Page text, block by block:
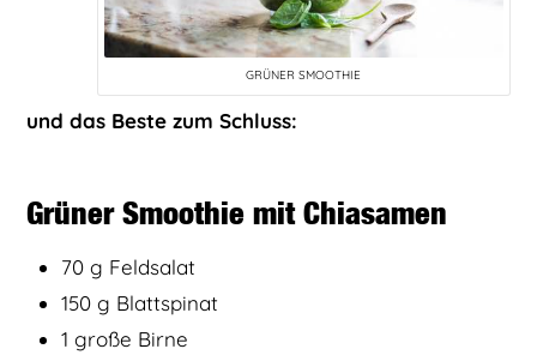
GRÜNER SMOOTHIE
und das Beste zum Schluss:
Grüner Smoothie mitChiasamen
70 g Feldsalat
150 g Blattspinat
1 große Birne